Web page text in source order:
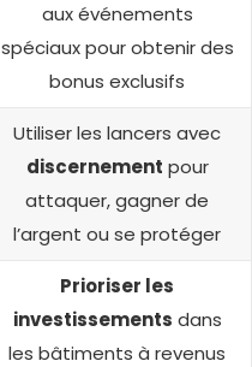
aux événements
spéciaux pour obtenir des
bonus exclusifs
Utiliser les lancers avec
discernement pour
attaquer, gagner de
l’argent ou se protéger
Prioriser les
investissements dans
les bâtiments à revenus